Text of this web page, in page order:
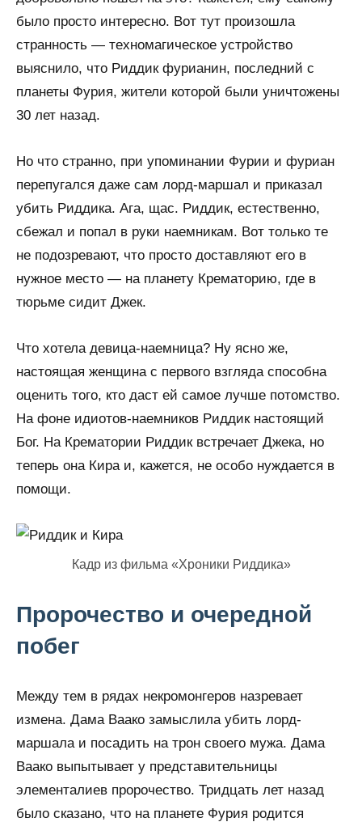
было просто интересно. Вот тут произошла
странность — техномагическое устройство
выяснило, что Риддик фурианин, последний с
планеты Фурия, жители которой были уничтожены
30 лет назад.
Но что странно, при упоминании Фурии и фуриан
перепугался даже сам лорд-маршал и приказал
убить Риддика. Ага, щас. Риддик, естественно,
сбежал и попал в руки наемникам. Вот только те
не подозревают, что просто доставляют его в
нужное место — на планету Крематорию, где в
тюрьме сидит Джек.
Что хотела девица-наемница? Ну ясно же,
настоящая женщина с первого взгляда способна
оценить того, кто даст ей самое лучше потомство.
На фоне идиотов-наемников Риддик настоящий
Бог. На Крематории Риддик встречает Джека, но
теперь она Кира и, кажется, не особо нуждается в
помощи.
Кадр из фильма «Хроники Риддика»
Пророчество и очередной
побег
Между тем в рядах некромонгеров назревает
измена. Дама Ваако замыслила убить лорд-
маршала и посадить на трон своего мужа. Дама
Ваако выпытывает у представительницы
элементалиев пророчество. Тридцать лет назад
было сказано, что на планете Фурия родится